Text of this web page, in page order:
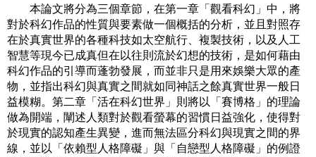
本論文將分為三個章節，在第一章「觀看科幻」中，將
對於科幻作品的性質與要素做一個概括的分析，並且對照存
在於真實世界的各種科技如太空航行、複製技術，以及人工
智慧等現今已成真但在以往則流於幻想的技術，是如何藉由
科幻作品的引導而蓬勃發展，而並非只是用來娛樂大眾的產
物，並指出科幻與真實之間就如同神話之餘真實世界一般日
益模糊。第二章「活在科幻世界」則將以「賽博格」的理論
做為開端，闡述人類對於觀看螢幕的習慣日益強化，使得對
於現實的認知產生異變，進而無法區分科幻與現實之間的界
線，並以「依賴型人格障礙」與「自戀型人格障礙」的例證